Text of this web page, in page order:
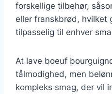
forskellige tilbehør,
eller franskbrød, hvilket
tilpasselig til enhver
At lave boeuf
tålmodighed, men
kompleks smag, der vil